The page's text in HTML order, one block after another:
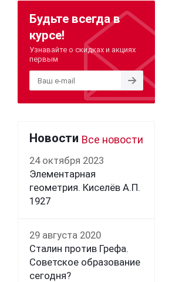
Будьте всегда в
курсе!
Узнавайте о скидках и акциях
первым
Новости Все новости
24 октября 2023
Элементарная
геометрия. Киселёв А.П.
1927
29 августа 2020
Сталин против Грефа.
Советское образование
сегодня?